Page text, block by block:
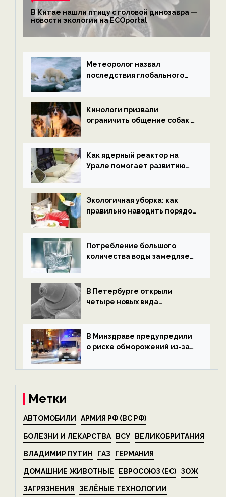
В Китае нашли птицу с головой динозавра —
новости экологии на ECOportal
Метеоролог назвал
последствия глобального
ECOportal
Кинологи призвали
ограничить общение собак с
ECOportal
Как ядерный реактор на
Урале помогает развитию
ECOportal
Экологичная уборка: как
правильно наводить порядок
Потребление большого
количества воды замедляет
В Петербурге открыли
четыре новых вида
экологии на ECOportal
В Минздраве предупредили
о риске обморожений из-за
на ECOportal
Метки
АВТОМОБИЛИ АРМИЯ РФ (ВС РФ)
БОЛЕЗНИ И ЛЕКАРСТВА ВСУ ВЕЛИКОБРИТАНИЯ
ВЛАДИМИР ПУТИН ГАЗ ГЕРМАНИЯ
ДОМАШНИЕ ЖИВОТНЫЕ ЕВРОСОЮЗ (ЕС) ЗОЖ
ЗАГРЯЗНЕНИЯ ЗЕЛЁНЫЕ ТЕХНОЛОГИИ